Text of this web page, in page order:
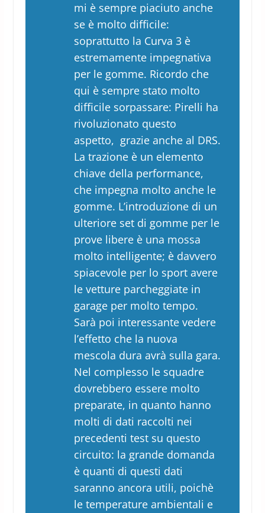
mi è sempre piaciuto anche
se è molto difficile:
soprattutto la Curva 3 è
estremamente impegnativa
per le gomme. Ricordo che
qui è sempre stato molto
difficile sorpassare: Pirelli ha
rivoluzionato questo
aspetto, ​​grazie anche al DRS.
La trazione è un elemento
chiave della performance,
che impegna molto anche le
gomme. L’introduzione di un
ulteriore set di gomme per le
prove libere è una mossa
molto intelligente; è davvero
spiacevole per lo sport avere
le vetture parcheggiate in
garage per molto tempo.
Sarà poi interessante vedere
l’effetto che la nuova
mescola dura avrà sulla gara.
Nel complesso le squadre
dovrebbero essere molto
preparate, in quanto hanno
molti di dati raccolti nei
precedenti test su questo
circuito: la grande domanda
è quanti di questi dati
saranno ancora utili, poichè
le temperature ambientali e